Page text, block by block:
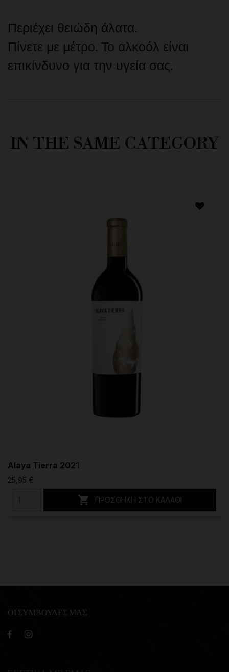
Περιέχει θειώδη άλατα.
Πίνετε με μέτρο. Το αλκοόλ είναι
επικίνδυνο για την υγεία σας.
IN THE SAME CATEGORY
Alaya Tierra 2021
25,95 €
 ΠΡΟΣΘΉΚΗ ΣΤΟ ΚΑΛΆΘΙ
ΟΙ ΣΥΜΒΟΥΛΕΣ ΜΑΣ